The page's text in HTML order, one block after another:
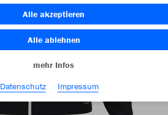
Alle akzeptieren
Alle ablehnen
mehr Infos
Datenschutz
Impressum